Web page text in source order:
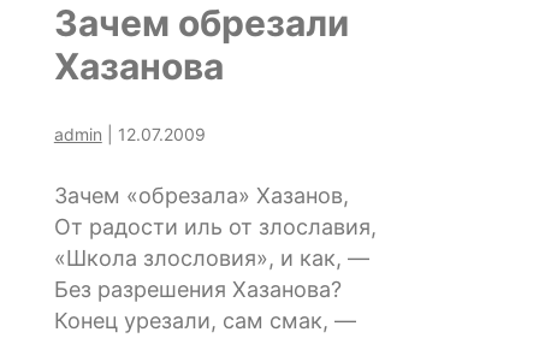
Зачем обрезали
Хазанова
admin 12.07.2009
Зачем «обрезала» Хазанов,
От радости иль от злославия,
«Школа злословия», и как, —
Без разрешения Хазанова?
Конец урезали, сам смак, —